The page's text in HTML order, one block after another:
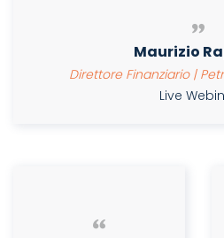
Maurizio
Direttore Finanziario |
Live